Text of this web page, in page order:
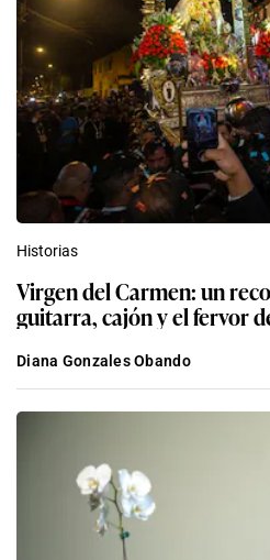
Historias
Virgen del Carmen: un
guitarra, cajón y el fervor
Diana Gonzales Obando